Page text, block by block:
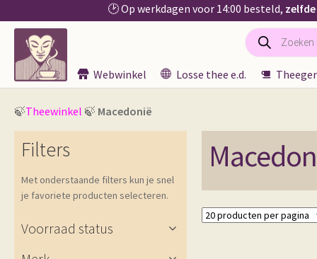
🕑 Op werkdagen voor 14:00 besteld,
Ga
door
naar
navigatie
Ga
naar
inhoud
Producten
zoeken
Webwinkel Losse thee e.d.
🍃Theewinkel 🍃 Macedonië
Filters
Met onderstaande filters kun je snel
je favoriete producten selecteren.
Voorraad status